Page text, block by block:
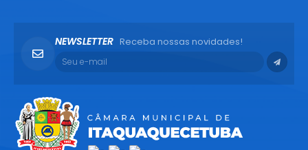
NEWSLETTER Receba nossas novidades!